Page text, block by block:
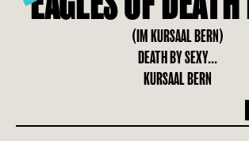
(IM KURSAAL BERN)
DEATH BY SEXY...
KURSAAL BERN